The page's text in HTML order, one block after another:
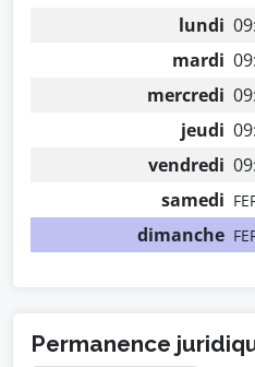
lundi
mardi
mercredi
jeudi
vendredi
samedi
dimanche
Permanence